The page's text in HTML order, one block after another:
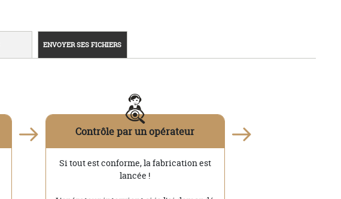
ENVOYER SES FICHIERS
Contrôle par un opérateur
Si tout est conforme, la fabrication est
lancée !